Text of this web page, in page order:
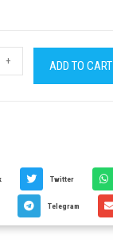
+ ADD TO CART
Twitter
Telegram